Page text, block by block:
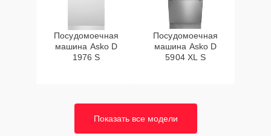
Посудомоечная
машина Asko D
1976 S
Посудомоечная
машина Asko D
5904 XL S
Показать все модели